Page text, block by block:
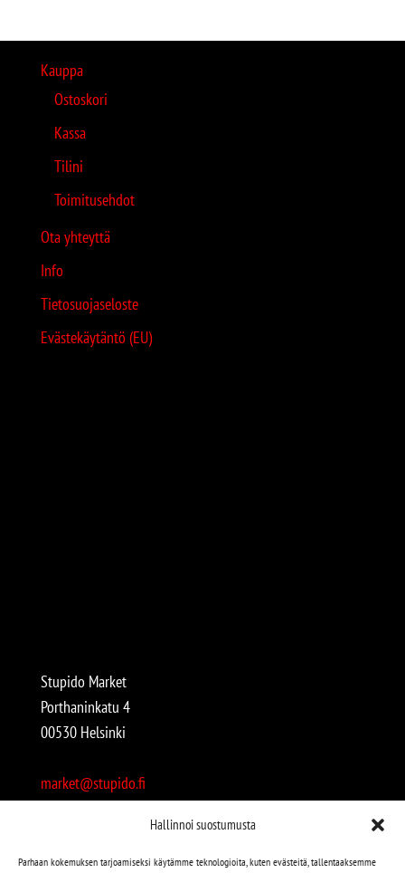
Hallinnoi suostumusta
Parhaan kokemuksen tarjoamiseksi käytämme teknologioita, kuten evästeitä, tallentaaksemme
Kauppa
Ostoskori
Kassa
Tilini
Toimitusehdot
Ota yhteyttä
Info
Tietosuojaseloste
Evästekäytäntö (EU)
Stupido Market
Porthaninkatu 4
00530 Helsinki
market@stupido.fi
Avoinna: